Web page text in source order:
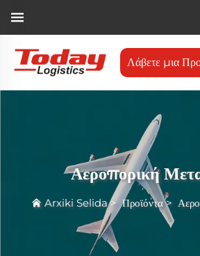
Λάβετε μια
Αεροπορική
Arxiki Selida>Προϊόντα>